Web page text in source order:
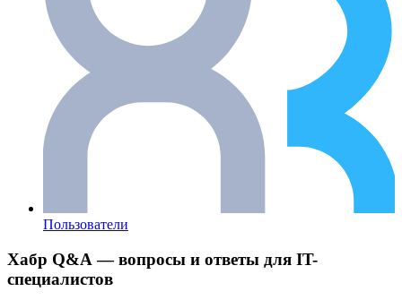
Пользователи
Хабр Q&A — вопросы и ответы для IT-
специалистов